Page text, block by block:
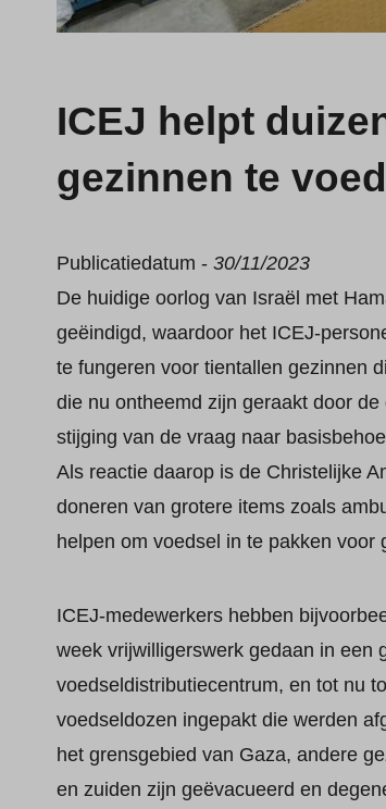
ICEJ helpt
gezinnen te
Publicatiedatum - 30/11/2023
De huidige oorlog van Israël met
geëindigd, waardoor het ICEJ-
te fungeren voor tientallen gezinnen
die nu ontheemd zijn geraakt door
stijging van de vraag naar
Als reactie daarop is de Christelijke
doneren van grotere items zoals
helpen om voedsel in te pakken
ICEJ-medewerkers hebben
week vrijwilligerswerk gedaan in een
voedseldistributiecentrum, en tot nu
voedseldozen ingepakt die werden
het grensgebied van Gaza, andere
en zuiden zijn geëvacueerd en